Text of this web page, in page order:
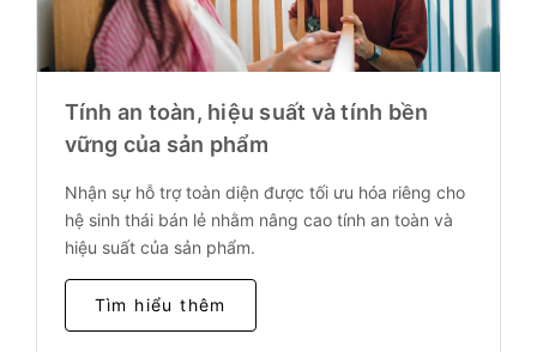
Tính an toàn, hiệu suất và tính bền
vững của sản phẩm
Nhận sự hỗ trợ toàn diện được tối ưu hóa riêng cho
hệ sinh thái bán lẻ nhằm nâng cao tính an toàn và
hiệu suất của sản phẩm.
Tìm hiểu thêm